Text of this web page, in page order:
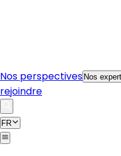
Nos perspectives Nos
rejoindre
FR